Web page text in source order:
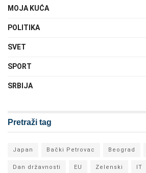
MOJA KUĆA
POLITIKA
SVET
SPORT
SRBIJA
Pretraži tag
Japan Bački Petrovac Beograd
Dan državnosti EU Zelenski IT